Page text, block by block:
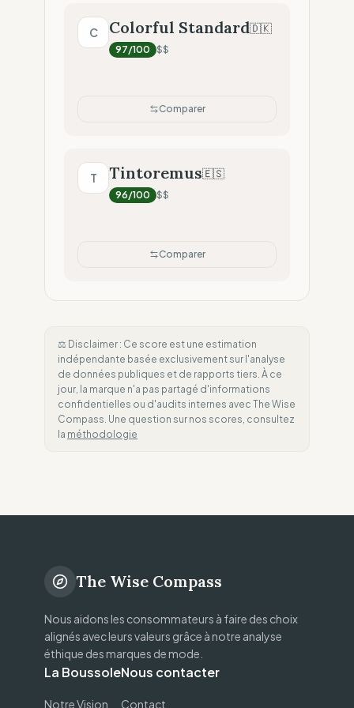
C Colorful Standard🇩🇰
97/100 $$
Comparer
T Tintoremus🇪🇸
96/100 $$
Comparer
⚖️ Disclaimer : Ce score est une estimation
indépendante basée exclusivement sur l'analyse
de données publiques et de rapports tiers. À ce
jour, la marque n'a pas partagé d'informations
confidentielles ou d'audits internes avec The Wise
Compass. Une question sur nos scores, consultez
la méthodologie
The Wise Compass
Nous aidons les consommateurs à faire des choix
alignés avec leurs valeurs grâce à notre analyse
éthique des marques de mode.
La Boussole
Notre Vision
Nous contacter
Contact